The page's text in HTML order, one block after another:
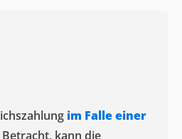
im Falle einer
kann die